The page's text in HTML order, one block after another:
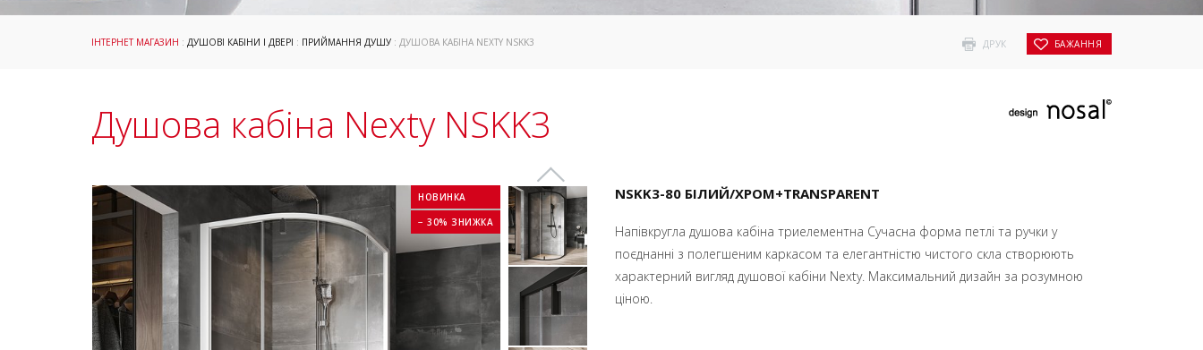
ДРУК БАЖАННЯ
ІНТЕРНЕТ МАГАЗИН : ДУШОВІ КАБІНИ І ДВЕРІ : ПРИЙМАННЯ ДУШУ : ДУШОВА КАБІНА NEXTY NSKK3
Душова кабіна Nexty NSKK3
НОВИНКА
− 30% ЗНИЖКА
NSKK3-80 БІЛИЙ/ХРОМ+TRANSPARENT
Напівкругла душова кабіна триелементна Сучасна форма петлі та ручки у
поєднанні з полегшеним каркасом та елегантністю чистого скла створюють
характерний вигляд душової кабіни Nexty. Максимальний дизайн за розумною
ціною.